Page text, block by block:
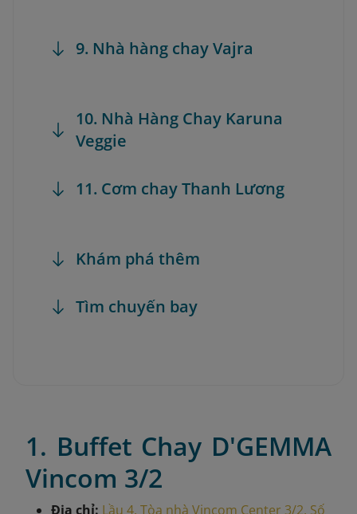
9. Nhà hàng chay Vajra
10. Nhà Hàng Chay Karuna
Veggie
11. Cơm chay Thanh Lương
Khám phá thêm
Tìm chuyến bay
1. Buffet Chay D'GEMMA
Vincom 3/2
Địa chỉ: Lầu 4, Tòa nhà Vincom Center 3/2, Số